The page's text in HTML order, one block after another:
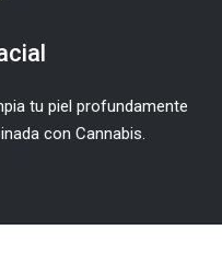
tu piel profundamente
con Cannabis.